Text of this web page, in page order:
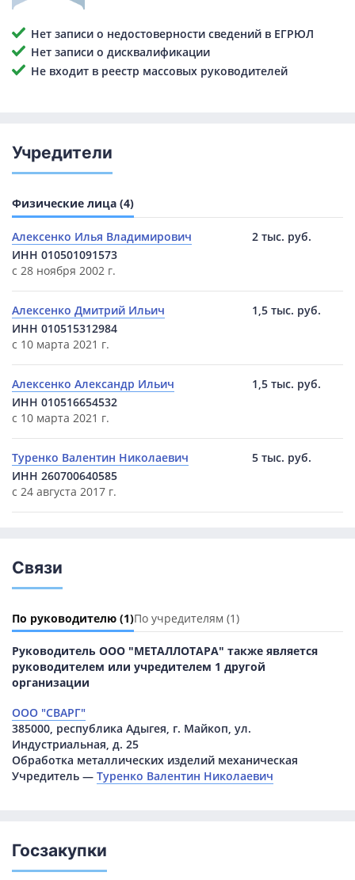
Нет записи о недостоверности сведений в ЕГРЮЛ
Нет записи о дисквалификации
Не входит в реестр массовых руководителей
Учредители
Физические лица (4)
Алексенко Илья Владимирович
ИНН 010501091573
с 28 ноября 2002 г.
2 тыс. руб.
Алексенко Дмитрий Ильич
ИНН 010515312984
с 10 марта 2021 г.
1,5 тыс. руб.
Алексенко Александр Ильич
ИНН 010516654532
с 10 марта 2021 г.
1,5 тыс. руб.
Туренко Валентин Николаевич
ИНН 260700640585
с 24 августа 2017 г.
5 тыс. руб.
Связи
По руководителю (1)По учредителям (1)
Руководитель ООО "МЕТАЛЛОТАРА" также является
руководителем или учредителем 1 другой
организации
ООО "СВАРГ"
385000, республика Адыгея, г. Майкоп, ул.
Индустриальная, д. 25
Обработка металлических изделий механическая
Учредитель — Туренко Валентин Николаевич
Госзакупки